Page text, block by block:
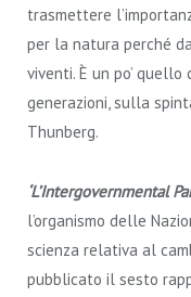
trasmettere
per la natura perché
viventi. È un po’
generazioni, sulla
Thunberg.
‘L’Intergovernmental
l’organismo delle
scienza relativa al
pubblicato il sesto